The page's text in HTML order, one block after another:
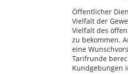
Öffentlicher
Vielfalt der
Vielfalt des
zu bekommen.
eine
Tarifrunde
Kundgebungen